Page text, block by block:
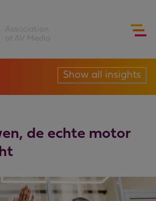
Show all insights
de echte motor